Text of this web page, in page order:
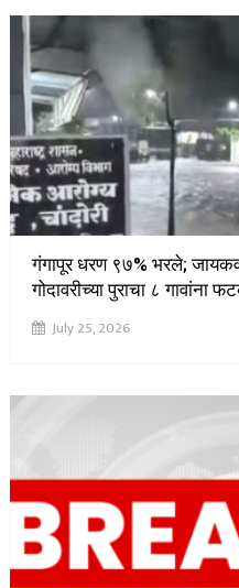
गंगापूर धरण ९७% भरले;
गोदावरीच्या पुराचा ८ गावांना
July 25, 2026